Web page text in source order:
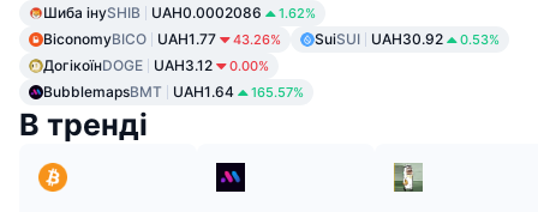
Шиба інуSHIB UAH0.0002086 1.62%
BiconomyBICO UAH1.77 43.26% SuiSUI UAH30.92 0.53%
ДогікоїнDOGE UAH3.12 0.00%
BubblemapsBMT UAH1.64 165.57%
В тренді